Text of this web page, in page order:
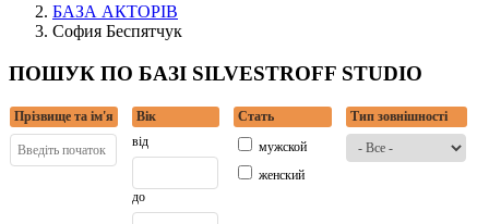
БАЗА АКТОРІВ
София Беспятчук
ПОШУК ПО БАЗІ SILVESTROFF STUDIO
Прізвище та ім'я
Вік
від
до
Стать
мужской
женский
Тип зовнішності